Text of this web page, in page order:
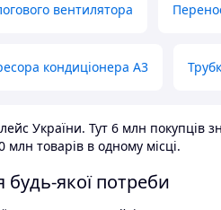
вентилятора
кондиціонера А3
України. Тут 6 млн покупців
товарів в одному місці.
якої потреби